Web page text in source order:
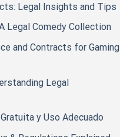
Legal Insights and Tips
Legal Comedy Collection
and Contracts for Gaming
Legal
y Uso Adecuado